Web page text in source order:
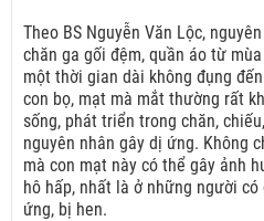
Theo BS Nguyễn Văn Lộc,
chăn ga gối đệm, quần áo từ
một thời gian dài không đụng
con bọ, mạt mà mắt thường rất
sống, phát triển trong chăn,
nguyên nhân gây dị ứng. Không
mà con mạt này có thể gây ảnh
hô hấp, nhất là ở những người
ứng, bị hen.